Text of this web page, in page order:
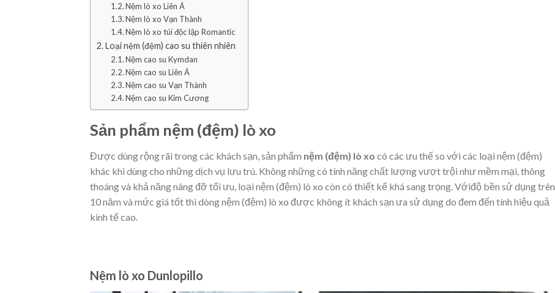
Nệm lò xo Liên Á
Nệm lò xo Vạn Thành
Nệm lò xo túi độc lập Romantic
Loại nệm (đệm) cao su thiên nhiên
Nệm cao su Kymdan
Nệm cao su Liên Á
Nệm cao su Vạn Thành
Nệm cao su Kim Cương
Sản phẩm nệm (đệm) lò xo
Được dùng rộng rãi trong các khách sạn, sản phẩm nệm (đệm) lò xo có các ưu thế so với các loại nệm (đệm)
khác khi dùng cho những dịch vụ lưu trú. Không những có tính năng chất lượng vượt trội như mềm mại, thông
thoáng và khả năng nâng đỡ tối ưu, loại nệm (đệm) lò xo còn có thiết kế khá sang trọng. Vớiđộ bền sử dụng trên
10 năm và mức giá tốt thì dòng nệm (đệm) lò xo được không ít khách sạn ưa sử dụng do đem đến tính hiệu quả
kinh tế cao.
Nệm lò xo Dunlopillo